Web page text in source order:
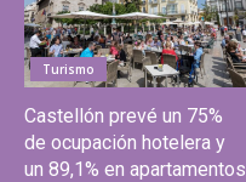
Turismo
Castellón prevé un 75%
de ocupación hotelera y
un 89,1% en apartamentos